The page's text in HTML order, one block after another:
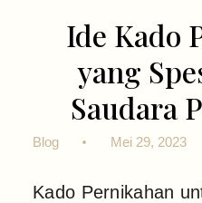
Ide Kado
yang
Saudara
Blog Mei 29, 2023
Kado Pernikahan